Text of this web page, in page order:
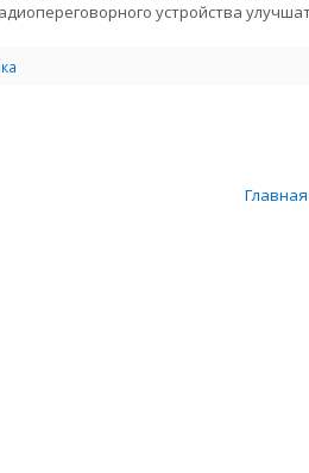
устройства
Главная